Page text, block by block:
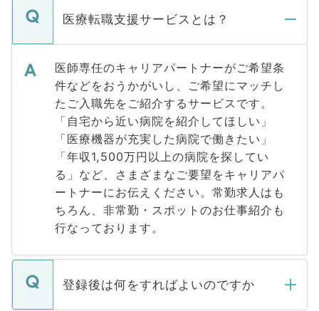
医療転職支援サービスとは？
医師専任のキャリアパートナーがご希望条
件などをおうかがいし、ご希望にマッチし
たご入職先をご紹介するサービスです。
「自宅から近い病院を紹介してほしい」
「医療機器が充実した病院で働きたい」
「年収1,500万円以上の病院を探してい
る」など、さまざまなご要望をキャリアパ
ートナーにお伝えください。常勤求人はも
ちろん、非常勤・スポットのお仕事紹介も
行なっております。
登録後は何をすればよいのですか